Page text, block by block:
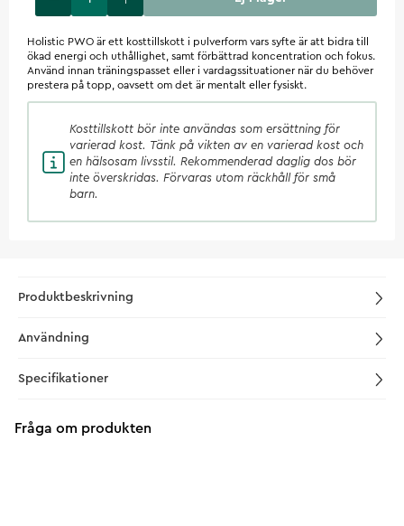
Holistic PWO är ett kosttillskott i pulverform vars syfte är att bidra till
ökad energi och uthållighet, samt förbättrad koncentration och fokus.
Använd innan träningspasset eller i vardagssituationer när du behöver
prestera på topp, oavsett om det är mentalt eller fysiskt.
Kosttillskott bör inte användas som ersättning för
varierad kost. Tänk på vikten av en varierad kost och
en hälsosam livsstil. Rekommenderad daglig dos bör
inte överskridas. Förvaras utom räckhåll för små
barn.
Produktbeskrivning
Användning
Specifikationer
Fråga om produkten